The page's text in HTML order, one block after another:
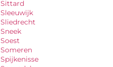
Sittard
Sleeuwijk
Sliedrecht
Sneek
Soest
Someren
Spijkenisse